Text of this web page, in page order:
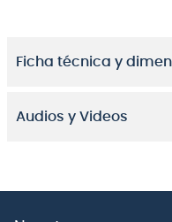
Ficha técnica y
Audios y Videos